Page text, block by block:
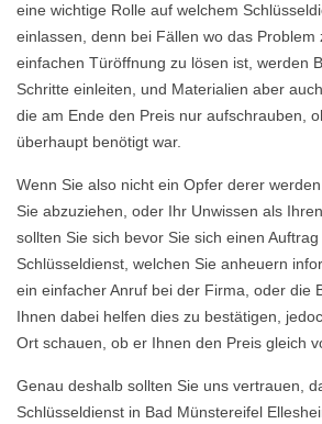
eine wichtige Rolle auf welchem
einlassen, denn bei Fällen wo das Problem
einfachen Türöffnung zu lösen ist, werden
Schritte einleiten, und Materialien aber
die am Ende den Preis nur aufschrauben,
überhaupt benötigt war.
Wenn Sie also nicht ein Opfer derer
Sie abzuziehen, oder Ihr Unwissen als
sollten Sie sich bevor Sie sich einen
Schlüsseldienst, welchen Sie anheuern
ein einfacher Anruf bei der Firma, oder die
Ihnen dabei helfen dies zu bestätigen,
Ort schauen, ob er Ihnen den Preis gleich
Genau deshalb sollten Sie uns vertrauen,
Schlüsseldienst in Bad Münstereifel